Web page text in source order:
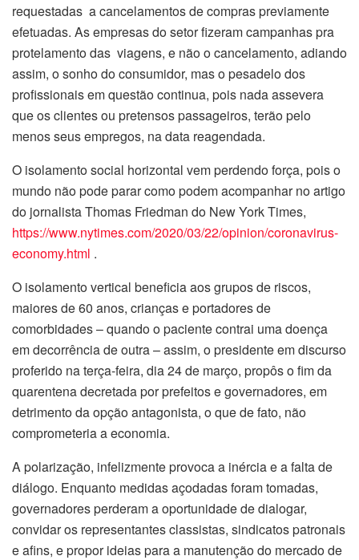
requestadas a cancelamentos de compras previamente
efetuadas. As empresas do setor fizeram campanhas pra
protelamento das viagens, e não o cancelamento, adiando
assim, o sonho do consumidor, mas o pesadelo dos
profissionais em questão continua, pois nada assevera
que os clientes ou pretensos passageiros, terão pelo
menos seus empregos, na data reagendada.
O isolamento social horizontal vem perdendo força, pois o
mundo não pode parar como podem acompanhar no artigo
do jornalista Thomas Friedman do New York Times,
https://www.nytimes.com/2020/03/22/opinion/coronavirus-
economy.html .
O isolamento vertical beneficia aos grupos de riscos,
maiores de 60 anos, crianças e portadores de
comorbidades – quando o paciente contrai uma doença
em decorrência de outra – assim, o presidente em discurso
proferido na terça-feira, dia 24 de março, propôs o fim da
quarentena decretada por prefeitos e governadores, em
detrimento da opção antagonista, o que de fato, não
comprometeria a economia.
A polarização, infelizmente provoca a inércia e a falta de
diálogo. Enquanto medidas açodadas foram tomadas,
governadores perderam a oportunidade de dialogar,
convidar os representantes classistas, sindicatos patronais
e afins, e propor ideias para a manutenção do mercado de